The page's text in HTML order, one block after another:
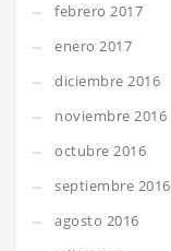
febrero 2017
enero 2017
diciembre 2016
noviembre 2016
octubre 2016
septiembre 2016
agosto 2016